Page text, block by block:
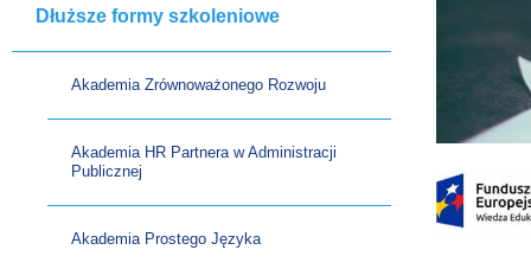
Dłuższe formy szkoleniowe
Akademia Zrównoważonego Rozwoju
Akademia HR Partnera w Administracji
Publicznej
Akademia Prostego Języka